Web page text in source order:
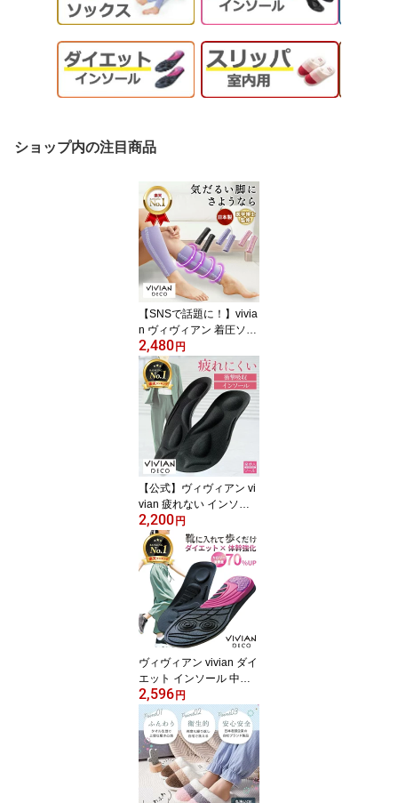
ショップ内の注目商品
【SNSで話題に！】vivia
n ヴィヴィアン 着圧ソッ
クス だるさ解消 医療用
静脈瘤 だるさ ふくらは
ぎ 夜用 寝るとき 妊婦 マ
タニティ メンズ 日本製
ふくらはぎサポーター 高
齢者 勝野式 男性 グッズ
着圧 足 解消 妊娠中 介護
ショート 寝る時 就寝用
2,480円
【公式】ヴィヴィアン vi
vian 疲れない インソー
ル 楽歩人ソール 中敷き
衝撃吸収 疲労軽減 土踏
まず 医師監修 扁平足 矯
正 アーチサポート 横ア
ーチ 長時間歩行 歩行サ
ポート 勝野式 外反母趾
グリップ サイズ調整 女
性 立ち仕事 スニーカー
【楽天 1位】
2,200円
ヴィヴィアン vivian ダイ
エット インソール 中敷
き ダイエットインソール
体幹 エクササイズ トレ
ーニング 健康 痩せる ピ
ットソール レディース
アーチサポート アーチ
衝撃吸収 極薄 薄型 薄い
女性 ウォーキング スニ
2,596円